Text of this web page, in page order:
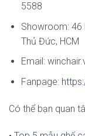
5588
Showroom: 46
Thủ Đức, HCM
Email:
Fanpage:
Có thể bạn quan